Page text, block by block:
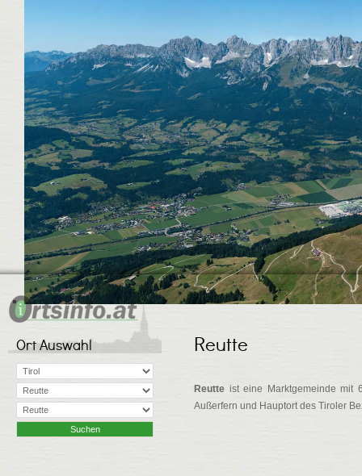
Ort Auswahl Reutte
Reutte ist eine Marktgemeinde mit
Außerfern und Hauptort des Tiroler